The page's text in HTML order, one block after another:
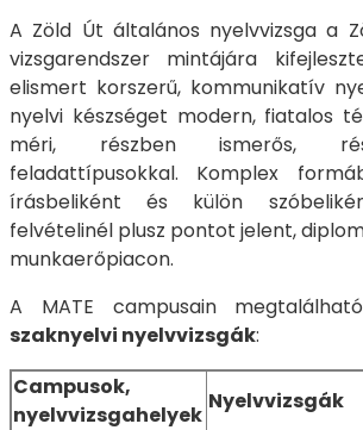
A Zöld Út általános nyelvvizsga a
vizsgarendszer mintájára
elismert korszerű, kommunikatív
nyelvi készséget modern, fiatalos
méri, részben ismerős,
feladattípusokkal. Komplex
írásbeliként és külön
felvételinél plusz pontot jelent,
munkaerőpiacon.
A MATE campusain
szaknyelvi nyelvvizsgák:
Campusok,
nyelvvizsgahelyek
Nyelvvizsgák